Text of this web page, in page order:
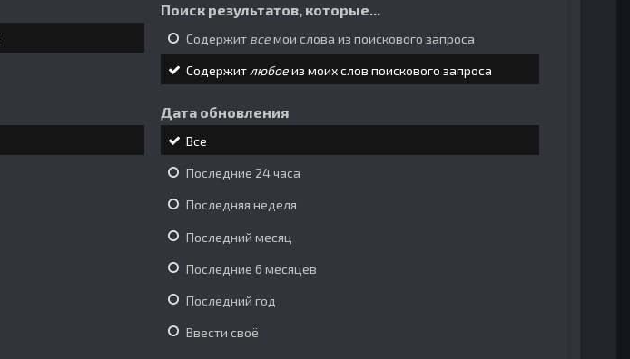
Поиск результатов, которые...
Содержит всемои слова из поискового запроса
Содержит любоеиз моих слов поискового запроса
Дата обновления
Все
Последние 24 часа
Последняя неделя
Последний месяц
Последние 6 месяцев
Последний год
Ввести своё